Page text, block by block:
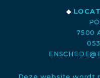
◆
7500